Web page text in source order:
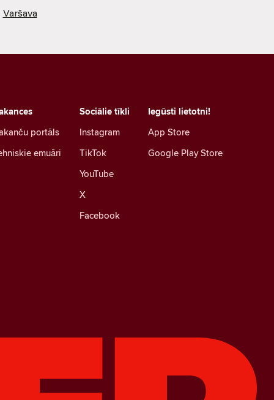
Varšava
Sociālie tīkli
Instagram
TikTok
YouTube
X
Facebook
portāls
emuāri
Iegūsti lietotni!
App Store
Google Play Store